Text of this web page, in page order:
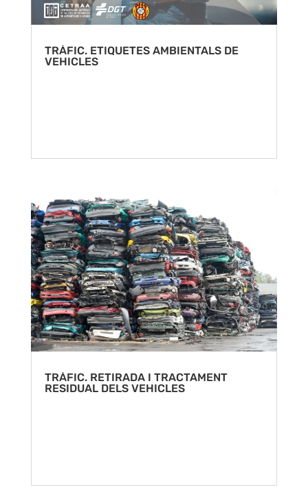
TRÀFIC. ETIQUETES AMBIENTALS DE
VEHICLES
TRÀFIC. RETIRADA I TRACTAMENT
RESIDUAL DELS VEHICLES